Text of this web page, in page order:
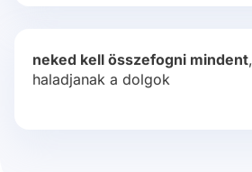
neked kell összefogni mindent
haladjanak a dolgok